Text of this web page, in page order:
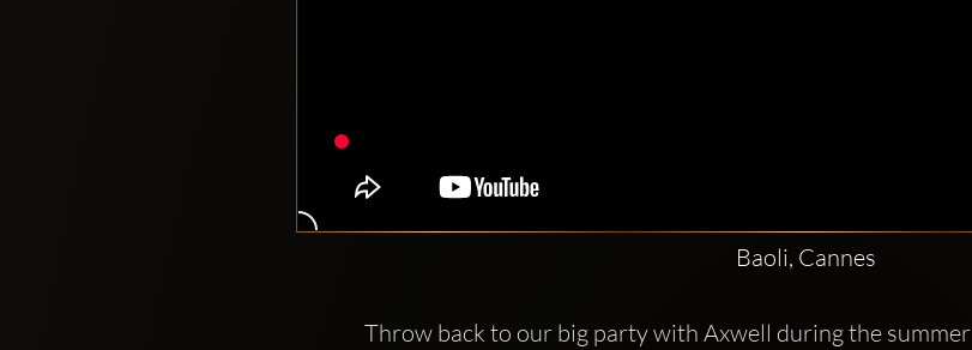
Baoli, Cannes
Throw back to our big party with Axwell during the summer